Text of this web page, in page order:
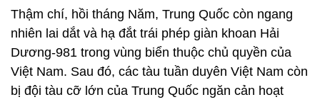
Thậm chí, hồi tháng Năm, Trung Quốc còn ngang
nhiên lai dắt và hạ đắt trái phép giàn khoan Hải
Dương-981 trong vùng biển thuộc chủ quyền của
Việt Nam. Sau đó, các tàu tuần duyên Việt Nam còn
bị đội tàu cỡ lớn của Trung Quốc ngăn cản hoạt